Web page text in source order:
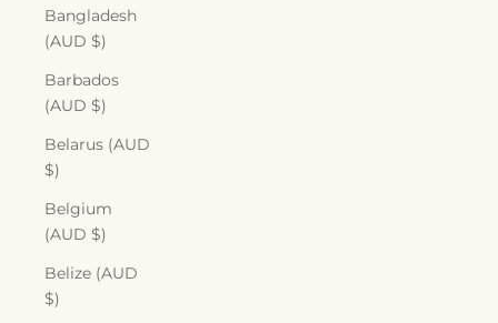
Bangladesh
(AUD $)
Barbados
(AUD $)
Belarus (AUD
$)
Belgium
(AUD $)
Belize (AUD
$)